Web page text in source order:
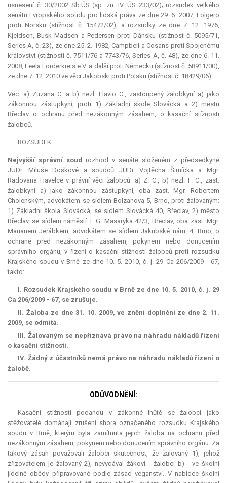
usnesení č. 30/2002 Sb.ÚS (sp. zn. IV. ÚS 233/02); rozsudek velkého
senátu Evropského soudu pro lidská práva ze dne 29. 6. 2007, Folgero
proti Norsku (stížnost č. 15472/02), a rozsudky ze dne 7. 12. 1976,
Kjeldsen, Busk Madsen a Pedersen proti Dánsku (stížnost č. 5095/71,
Series A, č. 23), ze dne 25. 2. 1982, Campbell a Cosans proti Spojenému
království (stížnosti č. 7511/76 a 7743/76, Series A, č. 48), ze dne 6. 11.
2008, Leela Forderkreis e.V. a další proti Německu (stížnost č. 58911/00),
ze dne 7. 12. 2010 ve věci Jakobski proti Polsku (stížnost č. 18429/06).
Věc: a) Zuzana C. a b) nezl. Flavio C., zastoupený žalobkyní a) jako
zákonnou zástupkyní, proti 1) Základní škole Slovácká a 2) městu
Břeclav o ochranu před nezákonným zásahem, o kasační stížnosti
žalobců.
ROZSUDEK
Nejvyšší správní soud rozhodl v senátě složeném z předsedkyně
JUDr. Miluše Doškové a soudců JUDr. Vojtěcha Šimíčka a Mgr.
Radovana Havelce v právní věci žalobců: a) Z. C., b) nezl. F. C., zast.
žalobkyní a) jako zákonnou zástupkyní, oba zast. Mgr. Robertem
Cholenským, advokátem se sídlem Bolzanova 5, Brno, proti žalovaným:
1) Základní škola Slovácká, se sídlem Slovácká 40, Břeclav, 2) město
Břeclav, se sídlem náměstí T. G. Masaryka 42/3, Břeclav, oba zast. Mgr.
Marianem Jeřábkem, advokátem se sídlem Jakubské nám. 4, Brno, o
ochraně před nezákonným zásahem, pokynem nebo donucením
správního orgánu, v řízení o kasační stížnosti žalobců proti rozsudku
Krajského soudu v Brně ze dne 10. 5. 2010, č. j. 29 Ca 206/2009 - 67,
takto:
I. Rozsudek Krajského soudu v Brně ze dne 10. 5. 2010, č. j. 29
Ca 206/2009 - 67, se zrušuje.
II. Žaloba ze dne 31. 10. 2009, ve znění doplnění ze dne 2. 11.
2009, se odmítá.
III. Žalovaným se nepřiznává právo na náhradu nákladů řízení
o kasační stížnosti.
IV. Žádný z účastníků nemá právo na náhradu nákladů řízení o
žalobě.
ODŮVODNĚNÍ:
Kasační stížností podanou v zákonné lhůtě se žalobci jako
stěžovatelé domáhají zrušení shora označeného rozsudku Krajského
soudu v Brně, kterým byla zamítnuta jejich žaloba na ochranu před
nezákonným zásahem, pokynem nebo donucením správního orgánu. Za
takový zásah považovali žalobci skutečnost, že žalovaný 1), jehož
zřizovatelem je žalovaný 2), nevydával žákovi - žalobci b) - ve školní
jídelně obědy připravované podle zásad veganství. V nabídce školní